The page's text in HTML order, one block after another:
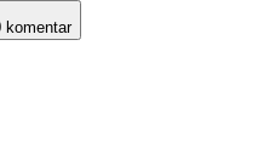
komentar